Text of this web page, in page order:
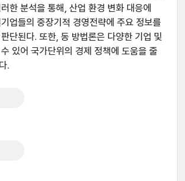
한 분석을 통해, 산업 환경 변화 대응에
업들의 중장기적 경영전략에 주요 정보를
단된다. 또한, 동 방법론은 다양한 기업 및
있어 국가단위의 경제 정책에 도움을 줄
.